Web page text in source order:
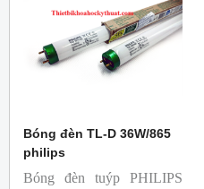
Bóng đèn TL-D 36W/865
philips
Bóng đèn tuýp PHILIPS